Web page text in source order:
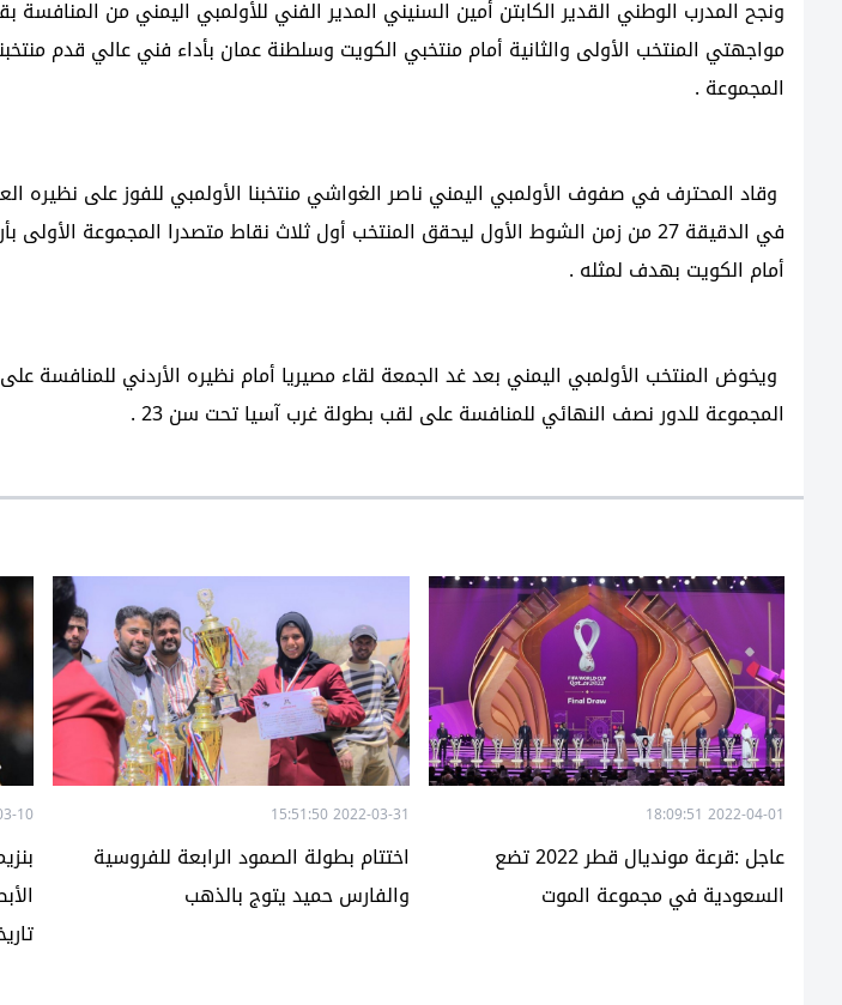
ونجح المدرب الوطني القدير الكابتن أمين السنيني المدير الفني للأولمبي اليمني من المنافسة
مواجهتي المنتخب الأولى والثانية أمام منتخبي الكويت وسلطنة عمان بأداء فني عالي قدم
المجموعة .
وقاد المحترف في صفوف الأولمبي اليمني ناصر الغواشي منتخبنا الأولمبي للفوز على نظيره
في الدقيقة 27 من زمن الشوط الأول ليحقق المنتخب أول ثلاث نقاط متصدرا المجموعة
أمام الكويت بهدف لمثله .
ويخوض المنتخب الأولمبي اليمني بعد غد الجمعة لقاء مصيريا أمام نظيره الأردني للمنافسة
المجموعة للدور نصف النهائي للمنافسة على لقب بطولة غرب آسيا تحت سن 23 .
2022-04-01 18:09:51
عاجل :قرعة مونديال قطر 2022 تضع
السعودية في مجموعة الموت
2022-03-31 15:51:50
اختتام بطولة الصمود الرابعة للفروسية
والفارس حميد يتوج بالذهب